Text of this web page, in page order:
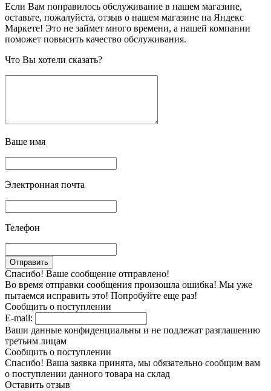
Если Вам понравилось обслуживание в нашем магазине,
оставьте, пожалуйста, отзыв о нашем магазине на Яндекс
Маркете! Это не займет много времени, а нашей компании
поможет повысить качество обслуживания.
Что Вы хотели сказать?
Ваше имя
Электронная почта
Телефон
Спасибо! Ваше сообщение отправлено!
Во время отправки сообщения произошла ошибка! Мы уже
пытаемся исправить это! Попробуйте еще раз!
Сообщить о поступлении
E-mail:
Ваши данные конфиденциальны и не подлежат разглашению
третьим лицам
Сообщить о поступлении
Спасибо! Ваша заявка принята, мы обязательно сообщим вам
о поступлении данного товара на склад
Оставить отзыв